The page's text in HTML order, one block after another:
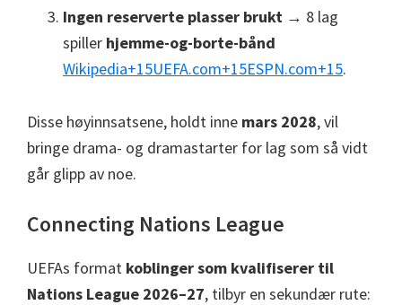
Ingen reserverte plasser brukt → 8 lag
spiller hjemme-og-borte-bånd
Wikipedia+15UEFA.com+15ESPN.com+15.
Disse høyinnsatsene, holdt inne mars 2028, vil
bringe drama- og dramastarter for lag som så vidt
går glipp av noe.
Connecting Nations League
UEFAs format koblinger som kvalifiserer til
Nations League 2026–27, tilbyr en sekundær rute: